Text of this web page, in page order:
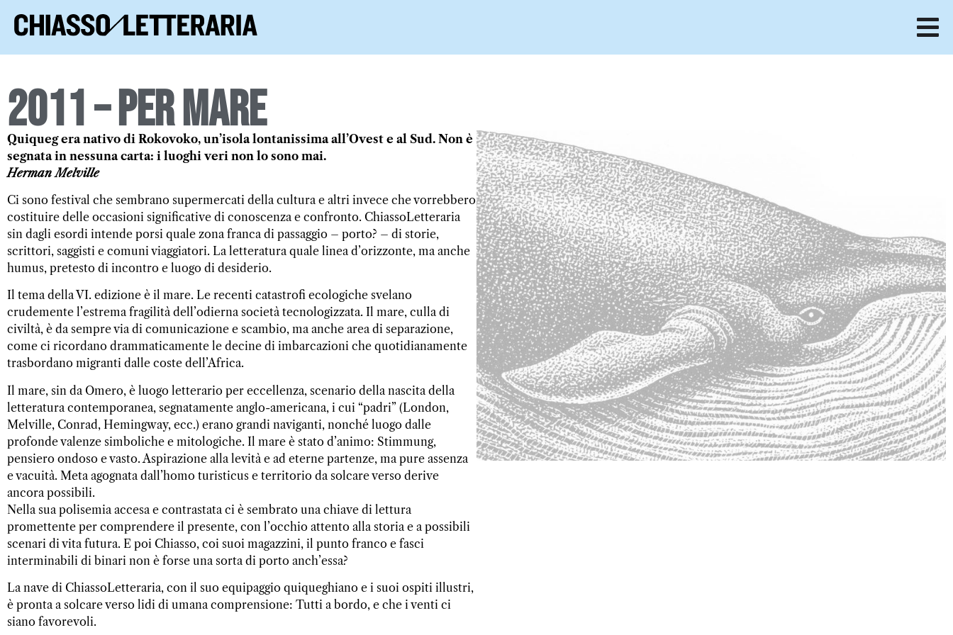
2011 – Per mare
Quiqueg era nativo di Rokovoko, un’isola lontanissima all’Ovest e al Sud. Non è
segnata in nessuna carta: i luoghi veri non lo sono mai.
Herman Melville
Ci sono festival che sembrano supermercati della cultura e altri invece che vorrebbero
costituire delle occasioni significative di conoscenza e confronto. ChiassoLetteraria
sin dagli esordi intende porsi quale zona franca di passaggio – porto? – di storie,
scrittori, saggisti e comuni viaggiatori. La letteratura quale linea d’orizzonte, ma anche
humus, pretesto di incontro e luogo di desiderio.
Il tema della VI. edizione è il mare. Le recenti catastrofi ecologiche svelano
crudemente l’estrema fragilità dell’odierna società tecnologizzata. Il mare, culla di
civiltà, è da sempre via di comunicazione e scambio, ma anche area di separazione,
come ci ricordano drammaticamente le decine di imbarcazioni che quotidianamente
trasbordano migranti dalle coste dell’Africa.
Il mare, sin da Omero, è luogo letterario per eccellenza, scenario della nascita della
letteratura contemporanea, segnatamente anglo-americana, i cui “padri” (London,
Melville, Conrad, Hemingway, ecc.) erano grandi naviganti, nonché luogo dalle
profonde valenze simboliche e mitologiche. Il mare è stato d’animo: Stimmung,
pensiero ondoso e vasto. Aspirazione alla levità e ad eterne partenze, ma pure assenza
e vacuità. Meta agognata dall’homo turisticus e territorio da solcare verso derive
ancora possibili.
Nella sua polisemia accesa e contrastata ci è sembrato una chiave di lettura
promettente per comprendere il presente, con l’occhio attento alla storia e a possibili
scenari di vita futura. E poi Chiasso, coi suoi magazzini, il punto franco e fasci
interminabili di binari non è forse una sorta di porto anch’essa?
La nave di ChiassoLetteraria, con il suo equipaggio quiqueghiano e i suoi ospiti illustri,
è pronta a solcare verso lidi di umana comprensione: Tutti a bordo, e che i venti ci
siano favorevoli.